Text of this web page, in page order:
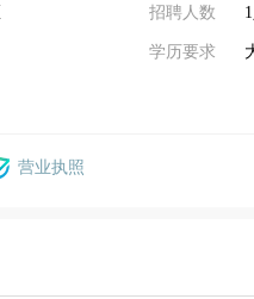
招聘人数
学历要求
营业执照